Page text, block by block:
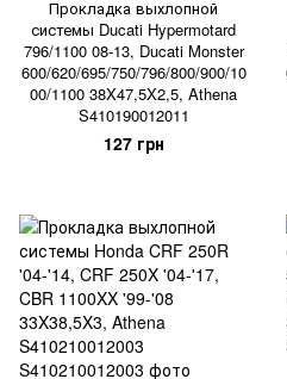
Прокладка выхлопной
системы Ducati Hypermotard
796/1100 08-13, Ducati Monster
600/620/695/750/796/800/900/10
00/1100 38X47,5X2,5, Athena
S410190012011
127 грн